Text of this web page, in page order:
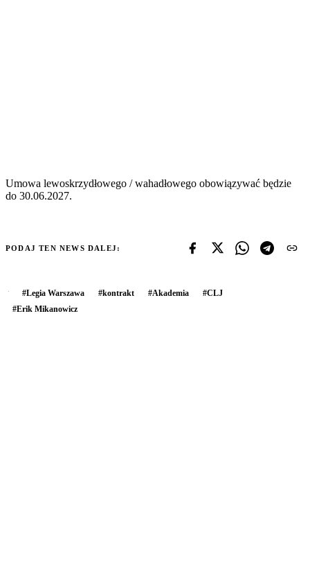
Umowa lewoskrzydłowego / wahadłowego obowiązywać będzie
do 30.06.2027.
PODAJ TEN NEWS DALEJ:
#Legia Warszawa #kontrakt #Akademia #CLJ
#Erik Mikanowicz